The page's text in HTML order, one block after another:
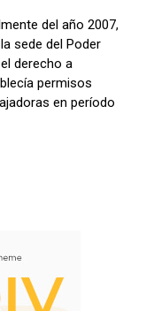
del año 2007,
sede del Poder
derecho a
permisos
en período